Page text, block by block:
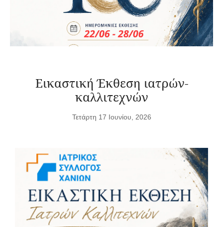
Εικαστική Έκθεση ιατρών-
καλλιτεχνών
Τετάρτη 17 Ιουνίου, 2026